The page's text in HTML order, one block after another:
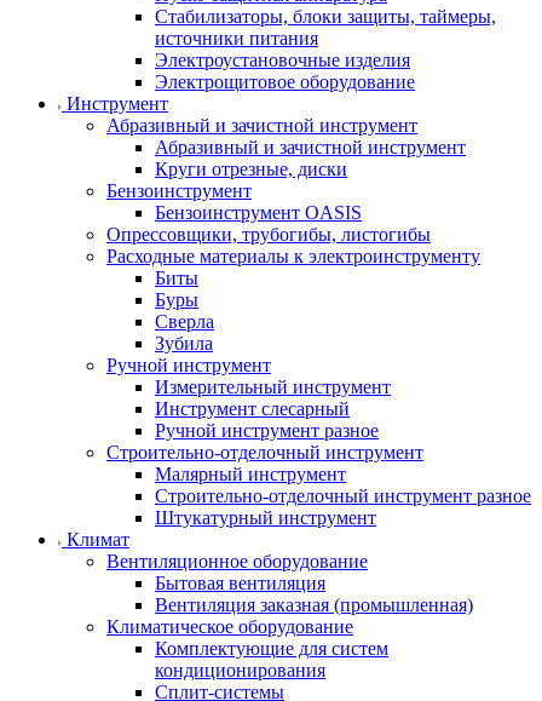
Стабилизаторы, блоки защиты, таймеры,
источники питания
Электроустановочные изделия
Электрощитовое оборудование
Инструмент
Абразивный и зачистной инструмент
Абразивный и зачистной инструмент
Круги отрезные, диски
Бензоинструмент
Бензоинструмент OASIS
Опрессовщики, трубогибы, листогибы
Расходные материалы к электроинструменту
Биты
Буры
Сверла
Зубила
Ручной инструмент
Измерительный инструмент
Инструмент слесарный
Ручной инструмент разное
Строительно-отделочный инструмент
Малярный инструмент
Строительно-отделочный инструмент разное
Штукатурный инструмент
Климат
Вентиляционное оборудование
Бытовая вентиляция
Вентиляция заказная (промышленная)
Климатическое оборудование
Комплектующие для систем
кондиционирования
Сплит-системы